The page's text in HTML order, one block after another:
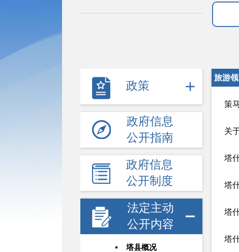
政策
政府信息
公开指南
政府信息
公开制度
法定主动
公开内容
塔县概况
旅游
策
关
塔
塔
塔
塔